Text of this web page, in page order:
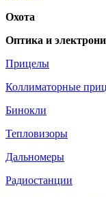
Охота
Оптика и
Прицелы
Коллиматорные
Бинокли
Тепловизоры
Дальномеры
Радиостанции